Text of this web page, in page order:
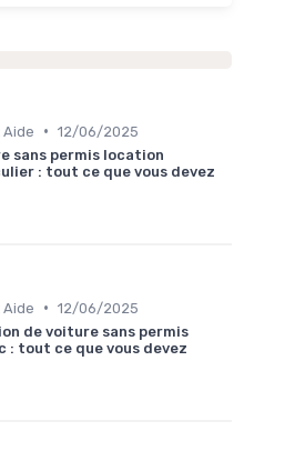
Aide • 12/06/2025
sans permis location
: tout ce que vous devez
Aide • 12/06/2025
de voiture sans permis
: tout ce que vous devez